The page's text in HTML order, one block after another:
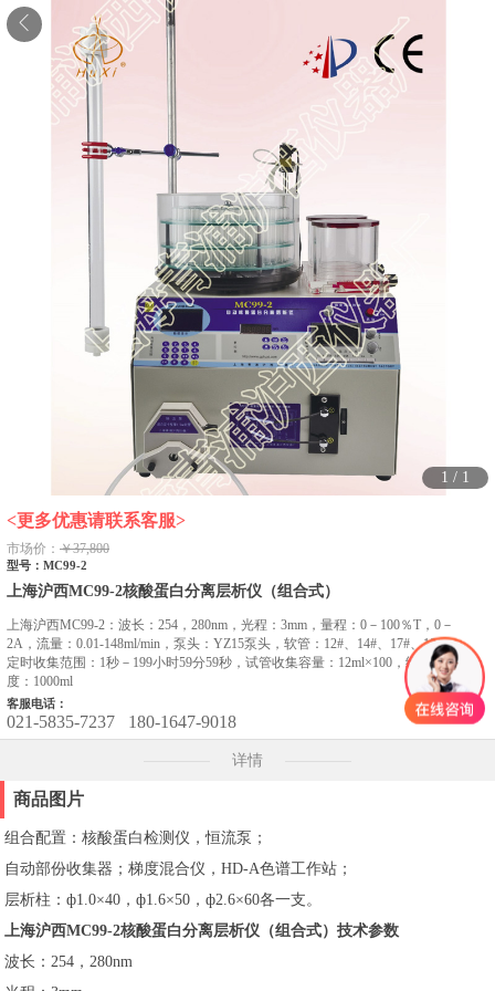
1 / 1
<更多优惠请联系客服>
市场价： ￥37,800
型号：MC99-2
上海沪西MC99-2核酸蛋白分离层析仪（组合式）
上海沪西MC99-2：波长：254，280nm，光程：3mm，量程：0－100％T，0－
2A，流量：0.01-148ml/min，泵头：YZ15泵头，软管：12#、14#、17#、19#，
定时收集范围：1秒－199小时59分59秒，试管收集容量：12ml×100，给出梯
度：1000ml
客服电话：
021-5835-7237 180-1647-9018
详情
商品图片
组合配置：核酸蛋白检测仪，恒流泵；
自动部份收集器；梯度混合仪，HD-A色谱工作站；
层析柱：ф1.0×40，ф1.6×50，ф2.6×60各一支。
上海沪西MC99-2核酸蛋白分离层析仪（组合式）技术参数
波长：254，280nm